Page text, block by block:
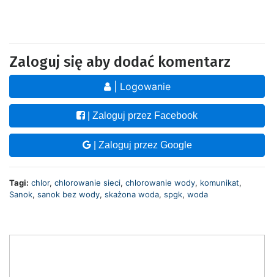
Zaloguj się aby dodać komentarz
| Logowanie
| Zaloguj przez Facebook
| Zaloguj przez Google
Tagi: chlor, chlorowanie sieci, chlorowanie wody, komunikat,
Sanok, sanok bez wody, skażona woda, spgk, woda